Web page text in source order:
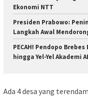
Ekonomi NTT
Presiden Prabowo:
Langkah Awal
PECAH! Pendopo
hingga Yel-Yel Akademi
Ada 4 desa yang